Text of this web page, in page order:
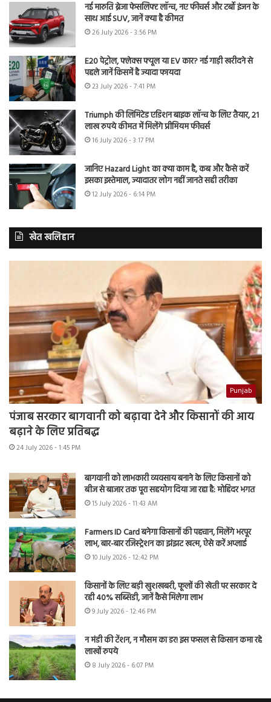
नई मारुति ब्रेजा फेसलिफ्ट लॉन्च, नए फीचर्स और टर्बो इंजन के
साथ आई SUV, जानें क्या है कीमत
26 July 2026 - 3:56 PM
E20 पेट्रोल, फ्लेक्स फ्यूल या EV कार? नई गाड़ी खरीदने से
पहले जानें किसमें है ज्यादा फायदा
23 July 2026 - 7:41 PM
Triumph की लिमिटेड एडिशन बाइक लॉन्च के लिए तैयार, 21
लाख रुपये कीमत में मिलेंगे प्रीमियम फीचर्स
16 July 2026 - 3:17 PM
जानिए Hazard Light का क्या काम है, कब और कैसे करें
इसका इस्तेमाल, ज्यादातर लोग नहीं जानते सही तरीका
12 July 2026 - 6:14 PM
खेत खलिहान
Punjab
पंजाब सरकार बागवानी को बढ़ावा देने और किसानों की आय
बढ़ाने के लिए प्रतिबद्ध
24 July 2026 - 1:45 PM
बागवानी को लाभकारी व्यवसाय बनाने के लिए किसानों को
बीज से बाजार तक पूरा सहयोग दिया जा रहा है: मोहिंदर भगत
15 July 2026 - 11:43 AM
Farmers ID Card बनेगा किसानों की पहचान, मिलेंगे भरपूर
लाभ, बार-बार रजिस्ट्रेशन का झंझट खत्म, ऐसे करें अप्लाई
10 July 2026 - 12:42 PM
किसानों के लिए बड़ी खुशखबरी, फूलों की खेती पर सरकार दे
रही 40% सब्सिडी, जानें कैसे मिलेगा लाभ
9 July 2026 - 12:46 PM
न मंडी की टेंशन, न मौसम का डर! इस फसल से किसान कमा रहे
लाखों रुपये
8 July 2026 - 6:07 PM